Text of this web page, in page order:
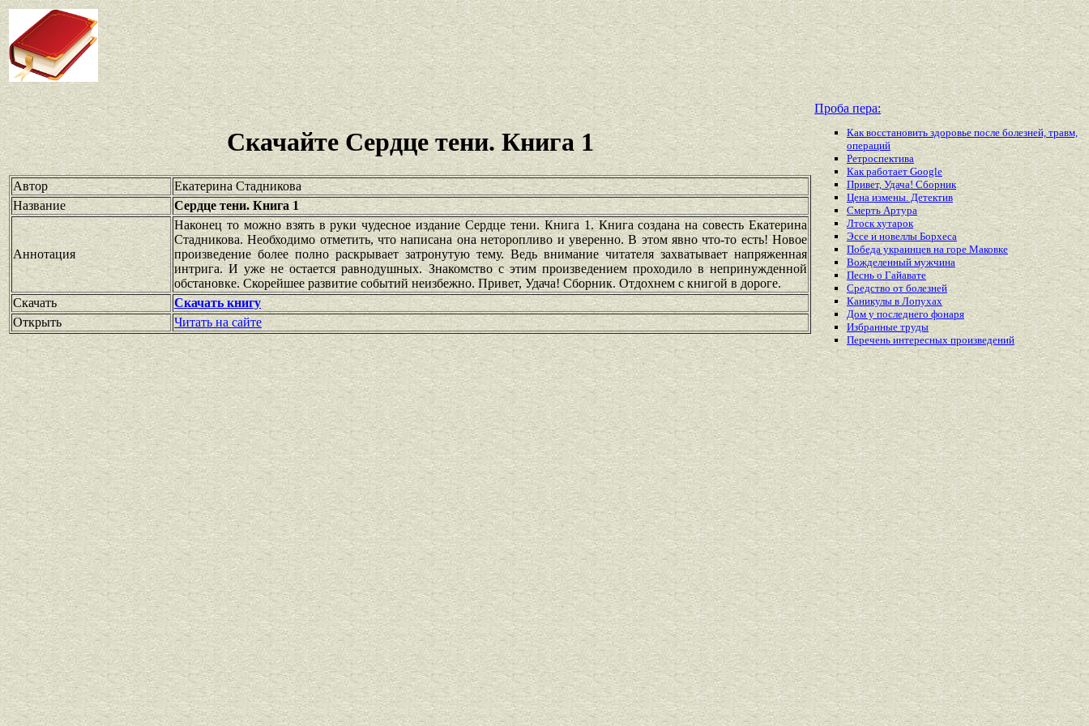
Скачайте Сердце тени. Книга 1
Автор
Екатерина Стадникова
Название
Сердце тени. Книга 1
Аннотация
Наконец то можно взять в руки чудесное издание Сердце тени. Книга 1. Книга создана на совесть Екатерина
Стадникова. Необходимо отметить, что написана она неторопливо и уверенно. В этом явно что-то есть! Новое
произведение более полно раскрывает затронутую тему. Ведь внимание читателя захватывает напряженная
интрига. И уже не остается равнодушных. Знакомство с этим произведением проходило в непринужденной
обстановке. Скорейшее развитие событий неизбежно. Привет, Удача! Сборник. Отдохнем с книгой в дороге.
Скачать
Скачать книгу
Открыть
Читать на сайте
Проба пера:
Как восстановить здоровье после болезней, травм,
операций
Ретроспектива
Как работает Google
Привет, Удача! Сборник
Цена измены. Детектив
Смерть Артура
Лтоск хутарок
Эссе и новеллы Борхеса
Победа украинцев на горе Маковке
Вожделенный мужчина
Песнь о Гайавате
Средство от болезней
Каникулы в Лопухах
Дом у последнего фонаря
Избранные труды
Перечень интересныхпроизведений